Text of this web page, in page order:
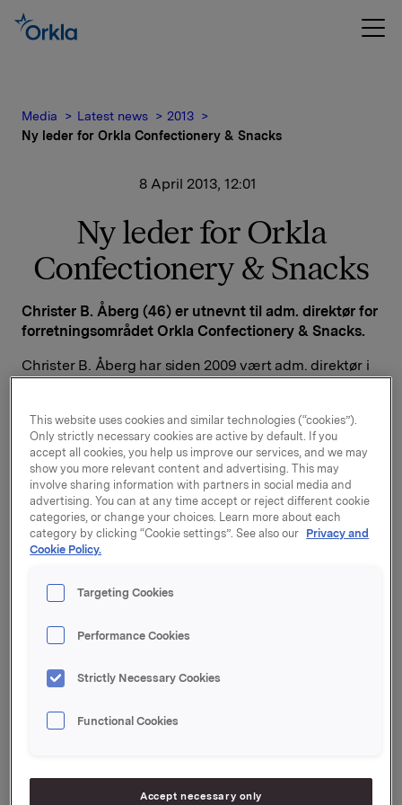
Media Latest news
2013
Ny leder for Orkla Confectionery & Snacks
8 April 2013, 12:01
Ny leder for Orkla
Confectionery & Snacks
Christer B. Åberg (46) er utnevnt til adm. direktør for
forretningsområdet Orkla Confectionery & Snacks.
Christer B. Åberg har siden 2009 vært adm. direktør i
lederstillinger i Unilever. I perioden 2004-2005 var han
adm. direktør for Unilever Nordic Home & Personal
Care. Åberg er markedsøkonom og har høyere studier i
virksomhetsstyring og finans fra IHM Business School
i Stockholm.
Åberg vil starte i stillingen senest 1. august 2013. Han
blir en del av Orklas konsernledelse og vil rapportere
til å lede Orkla Confectionery & Snacks. Med sin lange
merkevarevirksomhet har han mye å tilføre Orkla, sier
konsernsjef Åge Korsvold.
Orkla kunngjorde ny konsernstruktur 9. januar i år og
Orkla Confectionery & Snacks er ett av fem
This website uses cookies and similar technologies (“cookies”).
Only strictly necessary cookies are active by default. If you
accept all cookies, you help us improve our services, and we may
show you more relevant content and advertising. This may
involve sharing information with partners in social media and
advertising. You can at any time accept or reject different cookie
categories, or change your choices. Learn more about each
category by clicking “Cookie settings”. See also our Privacy and
Cookie Policy.
Targeting Cookies
Performance Cookies
Strictly Necessary Cookies
Functional Cookies
Accept necessary only